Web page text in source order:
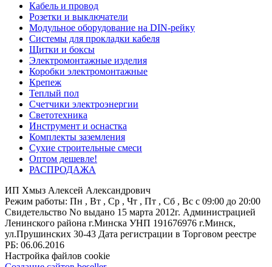
Кабель и провод
Розетки и выключатели
Модульное оборудование на DIN-рейку
Системы для прокладки кабеля
Щитки и боксы
Электромонтажные изделия
Коробки электромонтажные
Крепеж
Теплый пол
Счетчики электроэнергии
Светотехника
Инструмент и оснастка
Комплекты заземления
Сухие строительные смеси
Оптом дешевле!
РАСПРОДАЖА
ИП Хмыз Алексей Александрович
Режим работы: Пн , Вт , Ср , Чт , Пт , Сб , Вс c 09:00 до 20:00
Свидетельство No выдано 15 марта 2012г. Администрацией
Ленинского района г.Минска УНП 191676976 г.Минск,
ул.Прушинских 30-43 Дата регистрации в Торговом реестре
РБ: 06.06.2016
Настройка файлов cookie